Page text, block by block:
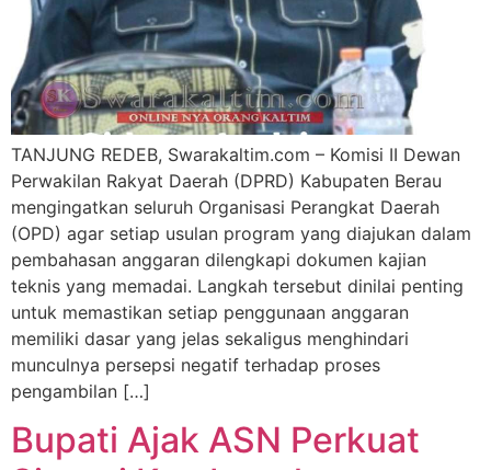
TANJUNG REDEB, Swarakaltim.com – Komisi II Dewan
Perwakilan Rakyat Daerah (DPRD) Kabupaten Berau
mengingatkan seluruh Organisasi Perangkat Daerah
(OPD) agar setiap usulan program yang diajukan dalam
pembahasan anggaran dilengkapi dokumen kajian
teknis yang memadai. Langkah tersebut dinilai penting
untuk memastikan setiap penggunaan anggaran
memiliki dasar yang jelas sekaligus menghindari
munculnya persepsi negatif terhadap proses
pengambilan […]
Bupati Ajak ASN Perkuat